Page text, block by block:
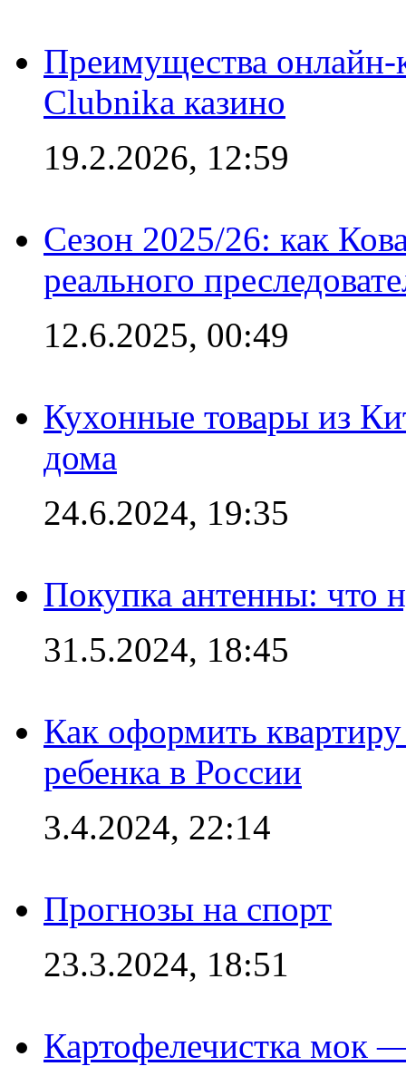
Преимущества онлайн-
Clubnika казино
19.2.2026, 12:59
Сезон 2025/26: как
реального
12.6.2025, 00:49
Кухонные товары из
дома
24.6.2024, 19:35
Покупка антенны: что
31.5.2024, 18:45
Как оформить
ребенка в России
3.4.2024, 22:14
Прогнозы на спорт
23.3.2024, 18:51
Картофелечистка мок